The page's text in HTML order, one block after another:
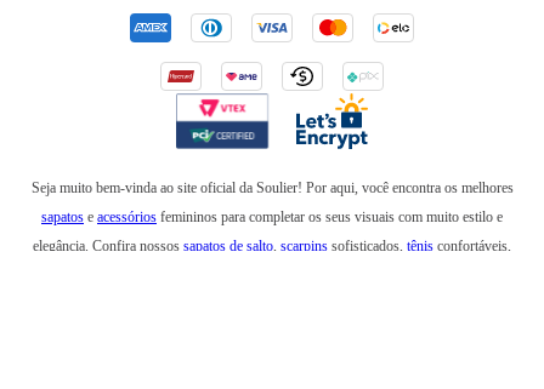
Seja muito bem-vinda ao site oficial da Soulier! Por aqui, você encontra os melhores
sapatos e acessórios femininos para completar os seus visuais com muito estilo e
elegância. Confira nossos sapatos de salto, scarpins sofisticados, tênis confortáveis,